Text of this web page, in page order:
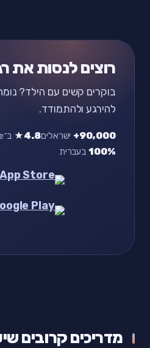
רוצים לנסות את
בוקרים קשים עם הילד?
להירגע ולהתמודד.
90,000+ ישראלים4.8★
ב־App Store
100%בעברית
מדריכים קרובים